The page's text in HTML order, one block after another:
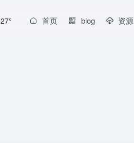
27° 首页 blog 资源